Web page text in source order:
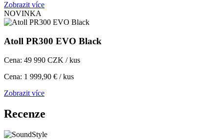
Zobrazit více
NOVINKA
Atoll PR300 EVO Black
Cena: 49 990 CZK / kus
Cena: 1 999,90 € / kus
Zobrazit více
Recenze